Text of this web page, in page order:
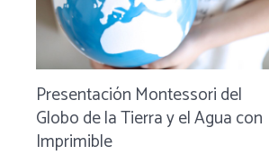
Presentación Montessori del
Globo de la Tierra y el Agua con
Imprimible